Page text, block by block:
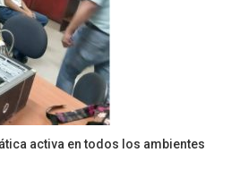
activa en todos los ambientes